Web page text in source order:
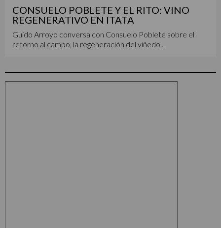
CONSUELO POBLETE Y EL RITO: VINO
REGENERATIVO EN ITATA
Guido Arroyo conversa con Consuelo Poblete sobre el
retorno al campo, la regeneración del viñedo...